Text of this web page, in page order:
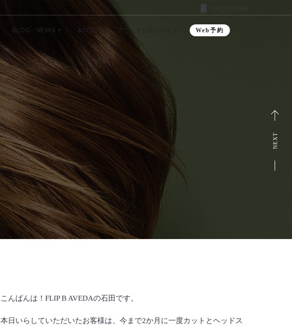
047-376-9560
BLOG・NEWS ACCESS アヴェダ公式ショップ Web予約
NEXT
こんばんは！FLIP B AVEDAの石田です。
本日いらしていただいたお客様は、今まで2か月に一度カットとヘッドス